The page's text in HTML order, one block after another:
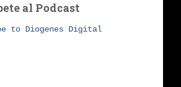
al Podcast
to Diogenes Digital